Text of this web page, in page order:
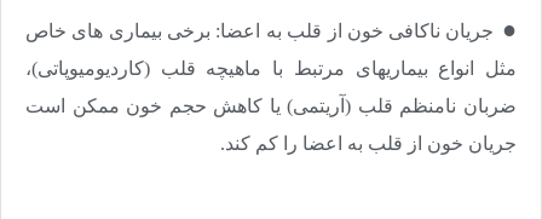
● جریان ناکافی خون از قلب به اعضا: برخی بیماری های خاص
مثل انواع بیماریهای مرتبط با ماهیچه قلب (کاردیومیوپاتی)،
ضربان نامنظم قلب (آریتمی) یا کاهش حجم خون ممکن است
جریان خون از قلب به اعضا را کم کند.